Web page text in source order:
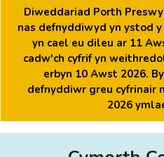
Diweddariad Porth
nas defnyddiwyd yn ystod
yn cael eu dileu ar 11
cadw'ch cyfrif yn
erbyn 10 Awst 2026.
defnyddiwr greu cyfrinair
2026